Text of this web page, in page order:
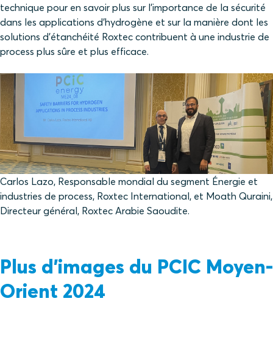
technique pour en savoir plus sur l’importance de la sécurité
dans les applications d’hydrogène et sur la manière dont les
solutions d’étanchéité Roxtec contribuent à une industrie de
process plus sûre et plus efficace.
Carlos Lazo, Responsable mondial du segment Énergie et
industries de process, Roxtec International, et Moath Quraini,
Directeur général, Roxtec Arabie Saoudite.
Plus d'images du PCIC Moyen-
Orient 2024